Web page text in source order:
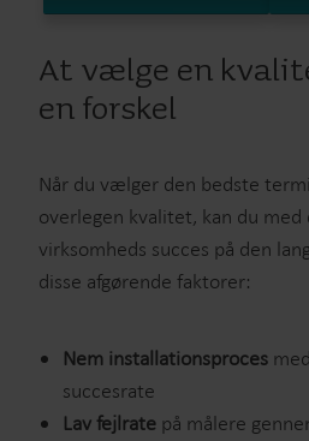
At vælge en
en forskel
Når du vælger den bedste
overlegen kvalitet, kan du
virksomheds succes på den
disse afgørende faktorer:
Nem installationsproces
succesrate
Lav fejlrate på målere